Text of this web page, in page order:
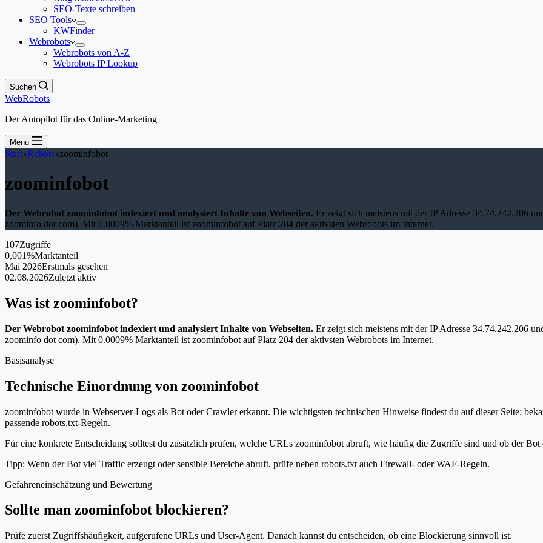
SEO-Texte schreiben
SEO Tools
KWFinder
Webrobots
Webrobots von A-Z
Webrobots IP Lookup
Suchen
WebRobots
Der Autopilot für das Online-Marketing
Menu
Start Robots zoominfobot
zoominfobot
Der Webrobot zoominfobot indexiert und analysiert Inhalte von Webseiten. Er zeigt sich meistens mit der IP Adresse 34.74.242.206
zoominfo dot com). Mit 0.0009% Marktanteil ist zoominfobot auf Platz 204 der aktivsten Webrobots im Internet.
107Zugriffe
0,001%Marktanteil
Mai 2026Erstmals gesehen
02.08.2026Zuletzt aktiv
Was ist zoominfobot?
Der Webrobot zoominfobot indexiert und analysiert Inhalte von Webseiten. Er zeigt sich meistens mit der IP Adresse 34.74.242.206
zoominfo dot com). Mit 0.0009% Marktanteil ist zoominfobot auf Platz 204 der aktivsten Webrobots im Internet.
Basisanalyse
Technische Einordnung von zoominfobot
zoominfobot wurde in Webserver-Logs als Bot oder Crawler erkannt. Die wichtigsten technischen Hinweise findest du auf dieser Seite:
passende robots.txt-Regeln.
Für eine konkrete Entscheidung solltest du zusätzlich prüfen, welche URLs zoominfobot abruft, wie häufig die Zugriffe sind und ob der Bot
Tipp: Wenn der Bot viel Traffic erzeugt oder sensible Bereiche abruft, prüfe neben robots.txt auch Firewall- oder WAF-Regeln.
Gefahreneinschätzung und Bewertung
Sollte man zoominfobot blockieren?
Prüfe zuerst Zugriffshäufigkeit, aufgerufene URLs und User-Agent. Danach kannst du entscheiden, ob eine Blockierung sinnvoll ist.